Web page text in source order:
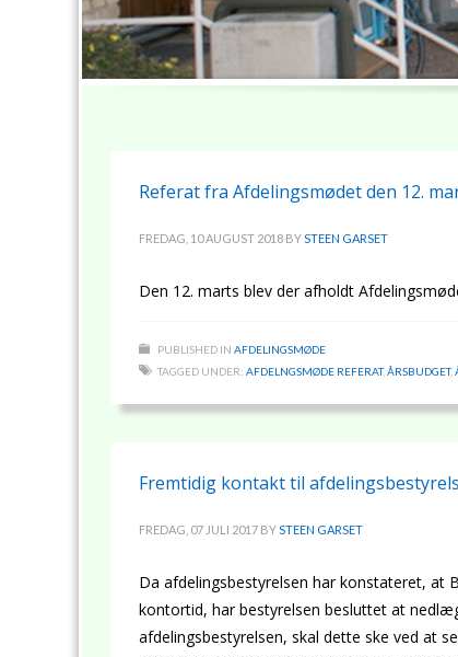
Referat fra Afdelingsmødet den 12.
FREDAG, 10 AUGUST 2018 BYSTEEN GARSET
Den 12. marts blev der afholdt
PUBLISHED IN AFDELINGSMØDE
TAGGED UNDER: AFDELNGSMØDE REFERAT,ÅRSBUDGET,
Fremtidig kontakt til
FREDAG, 07 JULI 2017 BYSTEEN GARSET
Da afdelingsbestyrelsen har konstateret, at
kontortid, har bestyrelsen besluttet at
afdelingsbestyrelsen, skal dette ske ved at